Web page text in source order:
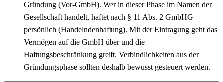
Gründung (Vor-GmbH). Wer in dieser Phase im Namen der
Gesellschaft handelt, haftet nach § 11 Abs. 2 GmbHG
persönlich (Handelndenhaftung). Mit der Eintragung geht das
Vermögen auf die GmbH über und die
Haftungsbeschränkung greift. Verbindlichkeiten aus der
Gründungsphase sollten deshalb bewusst gesteuert werden.